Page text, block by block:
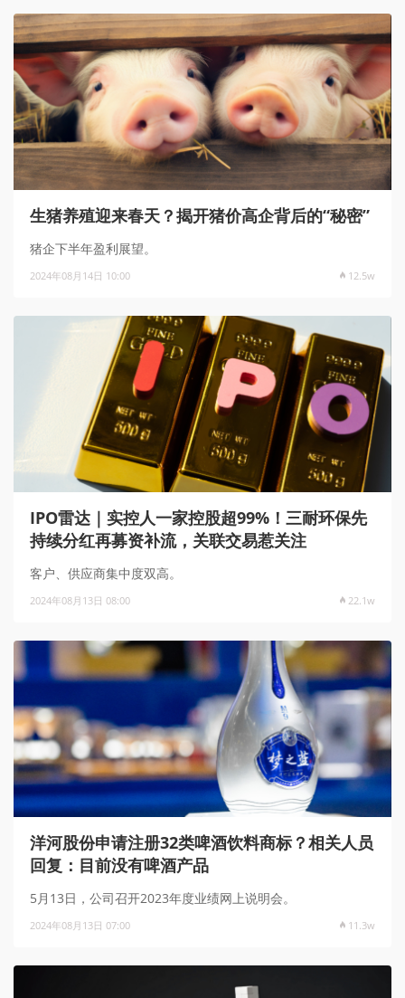
生猪养殖迎来春天？揭开猪价高企背后的“秘密”
猪企下半年盈利展望。
2024年08月14日 10:00 12.5w
IPO雷达｜实控人一家控股超99%！三耐环保先
持续分红再募资补流，关联交易惹关注
客户、供应商集中度双高。
2024年08月13日 08:00 22.1w
洋河股份申请注册32类啤酒饮料商标？相关人员
回复：目前没有啤酒产品
5月13日，公司召开2023年度业绩网上说明会。
2024年08月13日 07:00 11.3w